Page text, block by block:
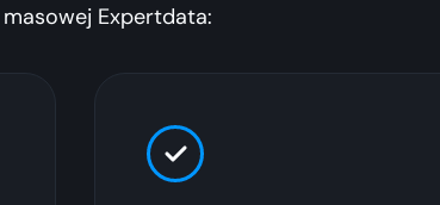
Expertdata: